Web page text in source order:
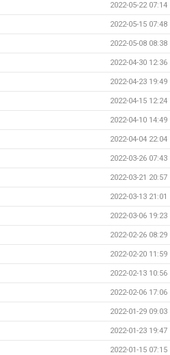
2022-05-22 07:14
2022-05-15 07:48
2022-05-08 08:38
2022-04-30 12:36
2022-04-23 19:49
2022-04-15 12:24
2022-04-10 14:49
2022-04-04 22:04
2022-03-26 07:43
2022-03-21 20:57
2022-03-13 21:01
2022-03-06 19:23
2022-02-26 08:29
2022-02-20 11:59
2022-02-13 10:56
2022-02-06 17:06
2022-01-29 09:03
2022-01-23 19:47
2022-01-15 07:15